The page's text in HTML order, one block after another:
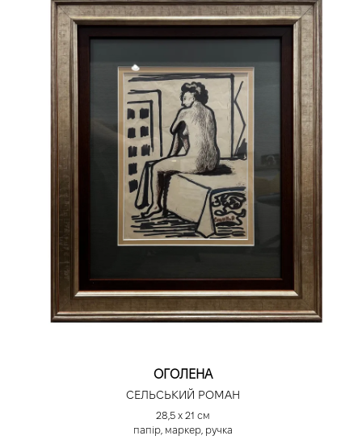
ОГОЛЕНА
СЕЛЬСЬКИЙ РОМАН
28,5 х 21 см
папір, маркер, ручка